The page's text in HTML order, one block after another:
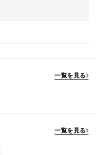
一覧を見る
一覧を見る